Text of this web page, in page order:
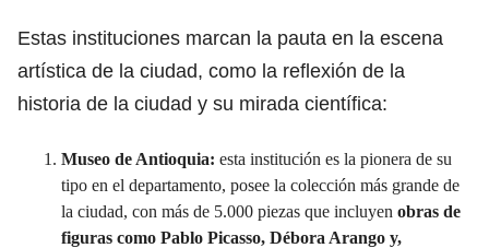
Estas instituciones marcan la pauta en la escena
artística de la ciudad, como la reflexión de la
historia de la ciudad y su mirada científica:
Museo de Antioquia: esta institución es la pionera de su
tipo en el departamento, posee la colección más grande de
la ciudad, con más de 5.000 piezas que incluyen obras de
figuras como Pablo Picasso, Débora Arango y,